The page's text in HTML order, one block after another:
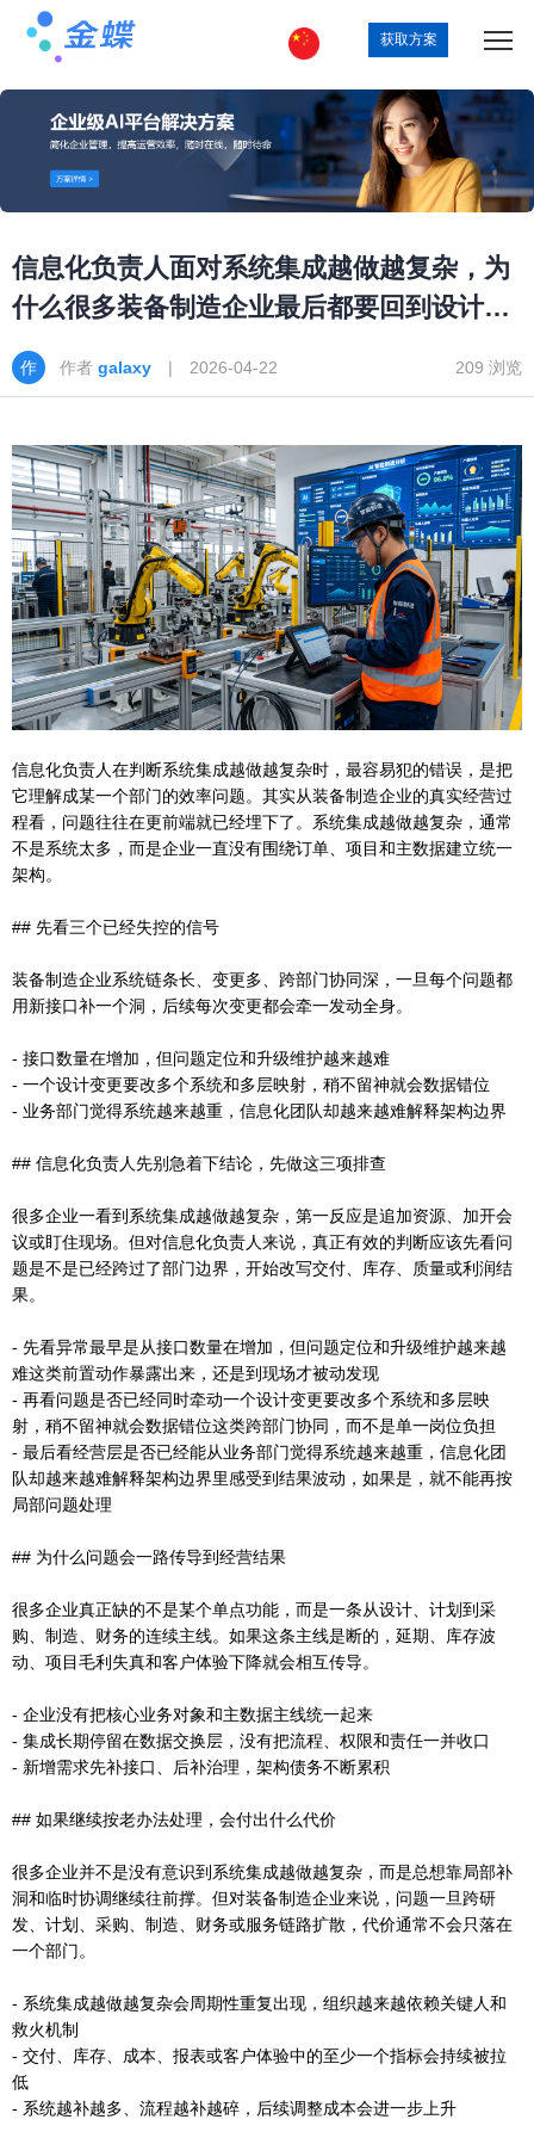
获取方案
信息化负责人面对系统集成越做越复杂，为
什么很多装备制造企业最后都要回到设计制
造一体化
作者 galaxy | 2026-04-22 209 浏览
信息化负责人在判断系统集成越做越复杂时，最容易犯的错误，是把
它理解成某一个部门的效率问题。其实从装备制造企业的真实经营过
程看，问题往往在更前端就已经埋下了。系统集成越做越复杂，通常
不是系统太多，而是企业一直没有围绕订单、项目和主数据建立统一
架构。
## 先看三个已经失控的信号
装备制造企业系统链条长、变更多、跨部门协同深，一旦每个问题都
用新接口补一个洞，后续每次变更都会牵一发动全身。
- 接口数量在增加，但问题定位和升级维护越来越难
- 一个设计变更要改多个系统和多层映射，稍不留神就会数据错位
- 业务部门觉得系统越来越重，信息化团队却越来越难解释架构边界
## 信息化负责人先别急着下结论，先做这三项排查
很多企业一看到系统集成越做越复杂，第一反应是追加资源、加开会
议或盯住现场。但对信息化负责人来说，真正有效的判断应该先看问
题是不是已经跨过了部门边界，开始改写交付、库存、质量或利润结
果。
- 先看异常最早是从接口数量在增加，但问题定位和升级维护越来越
难这类前置动作暴露出来，还是到现场才被动发现
- 再看问题是否已经同时牵动一个设计变更要改多个系统和多层映
射，稍不留神就会数据错位这类跨部门协同，而不是单一岗位负担
- 最后看经营层是否已经能从业务部门觉得系统越来越重，信息化团
队却越来越难解释架构边界里感受到结果波动，如果是，就不能再按
局部问题处理
## 为什么问题会一路传导到经营结果
很多企业真正缺的不是某个单点功能，而是一条从设计、计划到采
购、制造、财务的连续主线。如果这条主线是断的，延期、库存波
动、项目毛利失真和客户体验下降就会相互传导。
- 企业没有把核心业务对象和主数据主线统一起来
- 集成长期停留在数据交换层，没有把流程、权限和责任一并收口
- 新增需求先补接口、后补治理，架构债务不断累积
## 如果继续按老办法处理，会付出什么代价
很多企业并不是没有意识到系统集成越做越复杂，而是总想靠局部补
洞和临时协调继续往前撑。但对装备制造企业来说，问题一旦跨研
发、计划、采购、制造、财务或服务链路扩散，代价通常不会只落在
一个部门。
- 系统集成越做越复杂会周期性重复出现，组织越来越依赖关键人和
救火机制
- 交付、库存、成本、报表或客户体验中的至少一个指标会持续被拉
低
- 系统越补越多、流程越补越碎，后续调整成本会进一步上升